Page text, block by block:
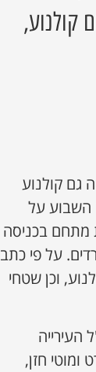
קולנוע,
גם קולנוע
השבוע על
מתחם בכניסה
מ"ר של מסחר ו-6,000 מ"ר משרדים. על פי כתב
וכן שטחי
העירייה
ומוטי חזן,